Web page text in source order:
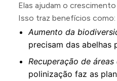
Elas ajudam o
Isso traz benefícios como:
Aumento da
precisam das abelhas
Recuperação de
polinização faz as